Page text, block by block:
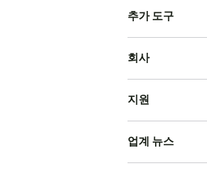
추가 도구
회사
지원
업계 뉴스